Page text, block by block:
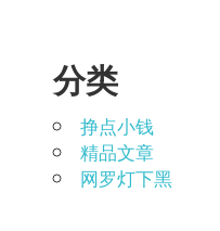
分类
挣点小钱
精品文章
网罗灯下黑